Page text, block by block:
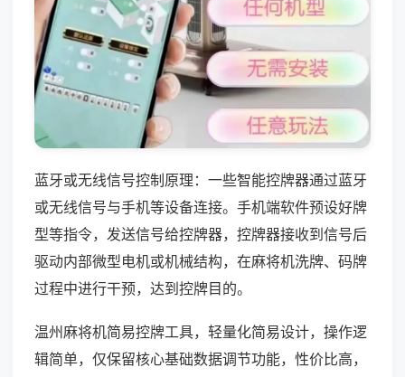
蓝牙或无线信号控制原理：一些智能控牌器通过蓝牙
或无线信号与手机等设备连接。手机端软件预设好牌
型等指令，发送信号给控牌器，控牌器接收到信号后
驱动内部微型电机或机械结构，在麻将机洗牌、码牌
过程中进行干预，达到控牌目的。
温州麻将机简易控牌工具，轻量化简易设计，操作逻
辑简单，仅保留核心基础数据调节功能，性价比高，